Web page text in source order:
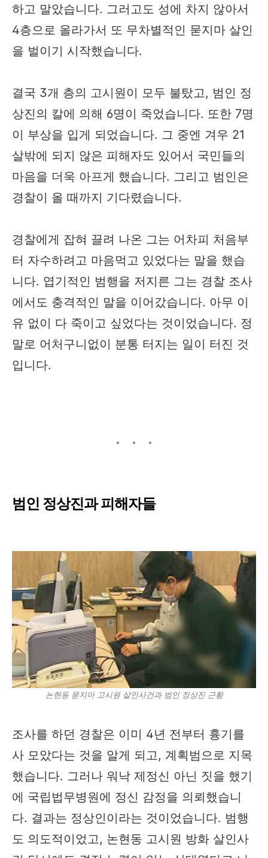
하고 말았습니다. 그러고도 성에 차지 않아서
4층으로 올라가서 또 무차별적인 묻지마 살인
을 벌이기 시작했습니다.
결국 3개 층의 고시원이 모두 불탔고, 범인 정
상진의 칼에 의해 6명이 죽었습니다. 또한 7명
이 부상을 입게 되었습니다. 그 중엔 겨우 21
살밖에 되지 않은 피해자도 있어서 국민들의
마음을 더욱 아프게 했습니다. 그리고 범인은
경찰이 올 때까지 기다렸습니다.
경찰에게 잡혀 끌려 나온 그는 어차피 처음부
터 자수하려고 마음먹고 있었다는 말을 했습
니다. 엽기적인 범행을 저지른 그는 경찰 조사
에서도 충격적인 말을 이어갔습니다. 아무 이
유 없이 다 죽이고 싶었다는 것이었습니다. 정
말로 어처구니없이 분통 터지는 일이 터진 것
입니다.
범인 정상진과 피해자들
논현동 묻지마 고시원 살인사건과 범인 정상진 근황
조사를 하던 경찰은 이미 4년 전부터 흉기를
사 모았다는 것을 알게 되고, 계획범으로 지목
했습니다. 그러나 워낙 제정신 아닌 짓을 했기
에 국립법무병원에 정신 감정을 의뢰했습니
다. 결과는 정상인이라는 것이었습니다. 범행
도 의도적이었고, 논현동 고시원 방화 살인사